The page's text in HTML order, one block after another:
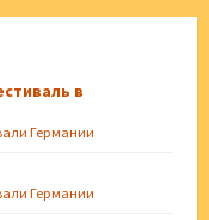
в
Германии
Германии